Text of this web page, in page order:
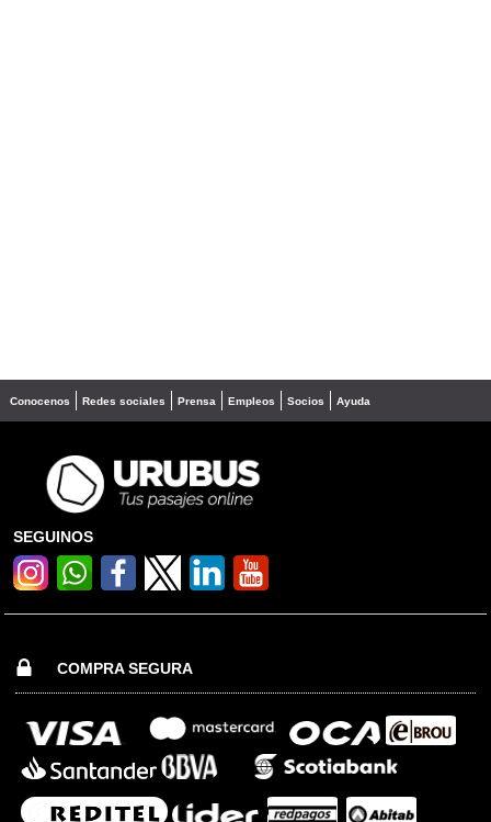
Conocenos Redes sociales Prensa Empleos Socios Ayuda
SEGUINOS
COMPRA SEGURA